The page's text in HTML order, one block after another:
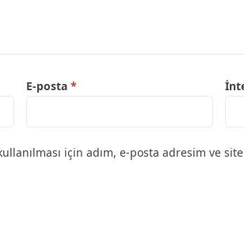
E-posta *
için adım, e-posta adresim ve